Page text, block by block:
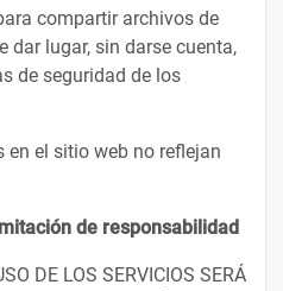
compartir archivos de
dar lugar, sin darse cuenta,
de seguridad de los
en el sitio web no reflejan
de responsabilidad
DE LOS SERVICIOS SERÁ